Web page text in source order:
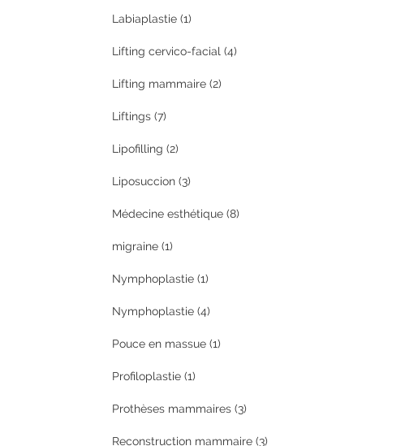
Labiaplastie (1)
Lifting cervico-facial (4)
Lifting mammaire (2)
Liftings (7)
Lipofilling (2)
Liposuccion (3)
Médecine esthétique (8)
migraine (1)
Nymphoplastie (1)
Nymphoplastie (4)
Pouce en massue (1)
Profiloplastie (1)
Prothèses mammaires (3)
Reconstruction mammaire (3)